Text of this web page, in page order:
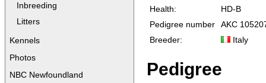
Inbreeding
Litters
Kennels
Photos
NBC Newfoundland
Health:
HD-B
Pedigree number
AKC
Breeder:
Italy
Pedigree